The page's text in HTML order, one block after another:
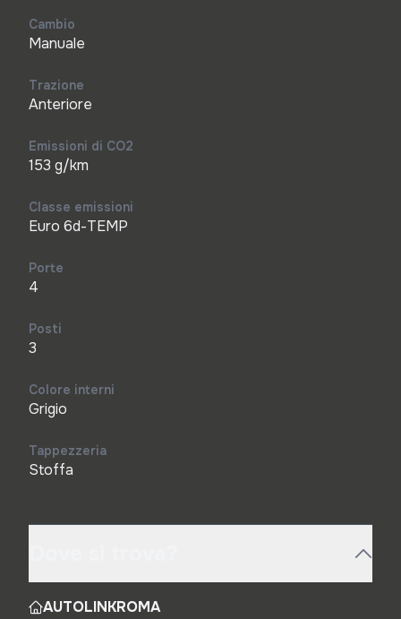
Cambio
Manuale
Trazione
Anteriore
Emissioni di CO2
153 g/km
Classe emissioni
Euro 6d-TEMP
Porte
4
Posti
3
Colore interni
Grigio
Tappezzeria
Stoffa
AUTOLINKROMA